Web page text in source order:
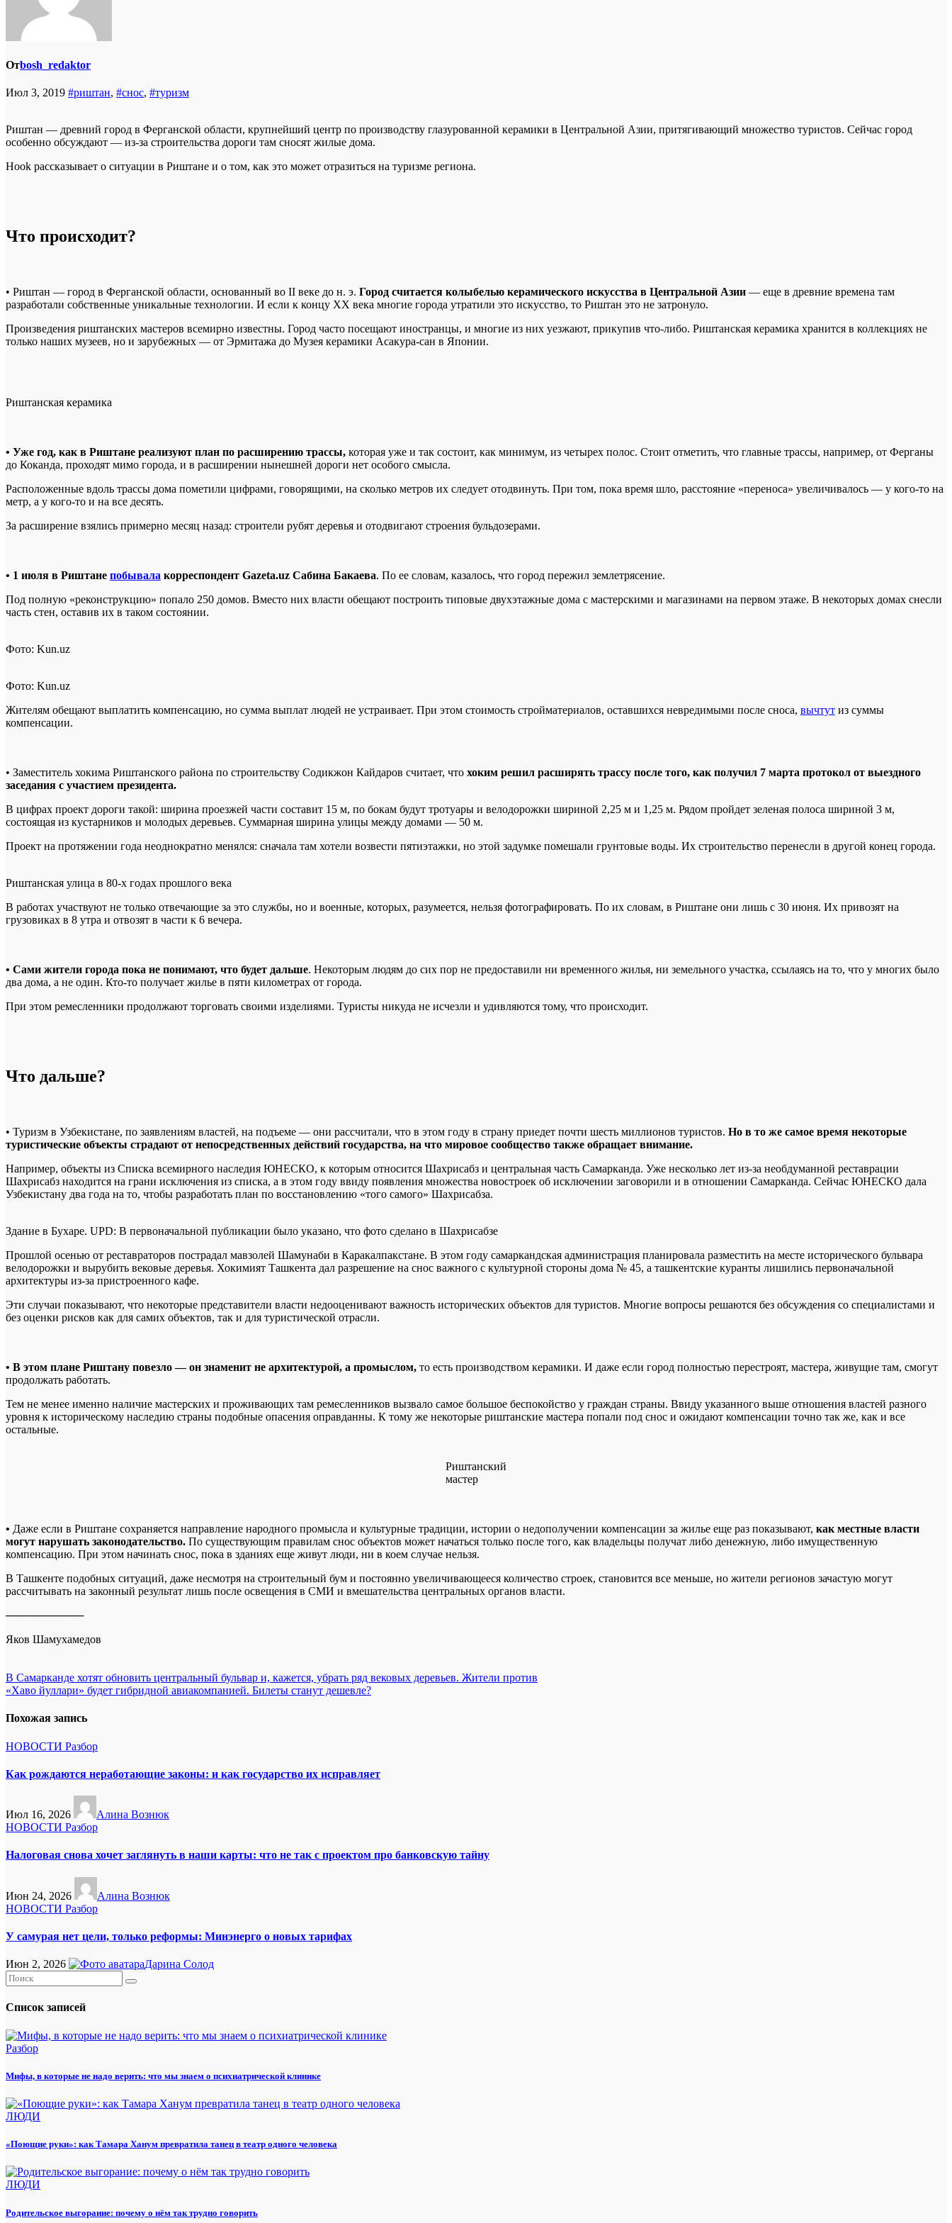
Отbosh_redaktor
Июл 3, 2019 #риштан, #снос, #туризм
Риштан — древний город в Ферганской области, крупнейший центр по производству глазурованной керамики в Центральной Азии, притягивающий множество туристов. Сейчас город
особенно обсуждают — из-за строительства дороги там сносят жилые дома.
Hook рассказывает о ситуации в Риштане и о том, как это может отразиться на туризме региона.
Что происходит?
• Риштан — город в Ферганской области, основанный во II веке до н. э. Город считается колыбелью керамического искусства в Центральной Азии — еще в древние времена там
разработали собственные уникальные технологии. И если к концу ХХ века многие города утратили это искусство, то Риштан это не затронуло.
Произведения риштанских мастеров всемирно известны. Город часто посещают иностранцы, и многие из них уезжают, прикупив что-либо. Риштанская керамика хранится в коллекциях не
только наших музеев, но и зарубежных — от Эрмитажа до Музея керамики Асакура-сан в Японии.
Риштанская керамика
• Уже год, как в Риштане реализуют план по расширению трассы, которая уже и так состоит, как минимум, из четырех полос. Стоит отметить, что главные трассы, например, от Ферганы
до Коканда, проходят мимо города, и в расширении нынешней дороги нет особого смысла.
Расположенные вдоль трассы дома пометили цифрами, говорящими, на сколько метров их следует отодвинуть. При том, пока время шло, расстояние «переноса» увеличивалось — у кого-то на
метр, а у кого-то и на все десять.
За расширение взялись примерно месяц назад: строители рубят деревья и отодвигают строения бульдозерами.
• 1 июля в Риштане побывала корреспондент Gazeta.uz Сабина Бакаева. По ее словам, казалось, что город пережил землетрясение.
Под полную «реконструкцию» попало 250 домов. Вместо них власти обещают построить типовые двухэтажные дома с мастерскими и магазинами на первом этаже. В некоторых домах снесли
часть стен, оставив их в таком состоянии.
Фото: Kun.uz
Фото: Kun.uz
Жителям обещают выплатить компенсацию, но сумма выплат людей не устраивает. При этом стоимость стройматериалов, оставшихся невредимыми после сноса, вычтут из суммы
компенсации.
• Заместитель хокима Риштанского района по строительству Содикжон Кайдаров считает, что хоким решил расширять трассу после того, как получил 7 марта протокол от выездного
заседания с участием президента.
В цифрах проект дороги такой: ширина проезжей части составит 15 м, по бокам будут тротуары и велодорожки шириной 2,25 м и 1,25 м. Рядом пройдет зеленая полоса шириной 3 м,
состоящая из кустарников и молодых деревьев. Суммарная ширина улицы между домами — 50 м.
Проект на протяжении года неоднократно менялся: сначала там хотели возвести пятиэтажки, но этой задумке помешали грунтовые воды. Их строительство перенесли в другой конец города.
Риштанская улица в 80-х годах прошлого века
В работах участвуют не только отвечающие за это службы, но и военные, которых, разумеется, нельзя фотографировать. По их словам, в Риштане они лишь с 30 июня. Их привозят на
грузовиках в 8 утра и отвозят в части к 6 вечера.
• Сами жители города пока не понимают, что будет дальше. Некоторым людям до сих пор не предоставили ни временного жилья, ни земельного участка, ссылаясь на то, что у многих было
два дома, а не один. Кто-то получает жилье в пяти километрах от города.
При этом ремесленники продолжают торговать своими изделиями. Туристы никуда не исчезли и удивляются тому, что происходит.
Что дальше?
• Туризм в Узбекистане, по заявлениям властей, на подъеме — они рассчитали, что в этом году в страну приедет почти шесть миллионов туристов. Но в то же самое время некоторые
туристические объекты страдают от непосредственных действий государства, на что мировое сообщество также обращает внимание.
Например, объекты из Списка всемирного наследия ЮНЕСКО, к которым относится Шахрисабз и центральная часть Самарканда. Уже несколько лет из-за необдуманной реставрации
Шахрисабз находится на грани исключения из списка, а в этом году ввиду появления множества новостроек об исключении заговорили и в отношении Самарканда. Сейчас ЮНЕСКО дала
Узбекистану два года на то, чтобы разработать план по восстановлению «того самого» Шахрисабза.
Здание в Бухаре. UPD: В первоначальной публикации было указано, что фото сделано в Шахрисабзе
Прошлой осенью от реставраторов пострадал мавзолей Шамунаби в Каракалпакстане. В этом году самаркандская администрация планировала разместить на месте исторического бульвара
велодорожки и вырубить вековые деревья. Хокимият Ташкента дал разрешение на снос важного с культурной стороны дома № 45, а ташкентские куранты лишились первоначальной
архитектуры из-за пристроенного кафе.
Эти случаи показывают, что некоторые представители власти недооценивают важность исторических объектов для туристов. Многие вопросы решаются без обсуждения со специалистами и
без оценки рисков как для самих объектов, так и для туристической отрасли.
• В этом плане Риштану повезло — он знаменит не архитектурой, а промыслом, то есть производством керамики. И даже если город полностью перестроят, мастера, живущие там, смогут
продолжать работать.
Тем не менее именно наличие мастерских и проживающих там ремесленников вызвало самое большое беспокойство у граждан страны. Ввиду указанного выше отношения властей разного
уровня к историческому наследию страны подобные опасения оправданны. К тому же некоторые риштанские мастера попали под снос и ожидают компенсации точно так же, как и все
остальные.
Риштанский
мастер
• Даже если в Риштане сохраняется направление народного промысла и культурные традиции, истории о недополучении компенсации за жилье еще раз показывают, как местные власти
могут нарушать законодательство. По существующим правилам снос объектов может начаться только после того, как владельцы получат либо денежную, либо имущественную
компенсацию. При этом начинать снос, пока в зданиях еще живут люди, ни в коем случае нельзя.
В Ташкенте подобных ситуаций, даже несмотря на строительный бум и постоянно увеличивающееся количество строек, становится все меньше, но жители регионов зачастую могут
рассчитывать на законный результат лишь после освещения в СМИ и вмешательства центральных органов власти.
──────────
Яков Шамухамедов
Навигация
по
записям
В Самарканде хотят обновить центральный бульвар и, кажется, убрать ряд вековых деревьев. Жители против
«Хаво йуллари» будет гибридной авиакомпанией. Билеты станут дешевле?
Похожая запись
НОВОСТИ Разбор
Как рождаются неработающие законы: и как государство их исправляет
Июл 16, 2026
Алина Вознюк
НОВОСТИ Разбор
Налоговая снова хочет заглянуть в наши карты: что не так с проектом про банковскую тайну
Июн 24, 2026
Алина Вознюк
НОВОСТИ Разбор
У самурая нет цели, только реформы: Минэнерго о новых тарифах
Июн 2, 2026 Дарина Солод
Список записей
Разбор
Мифы, в которые не надо верить: что мы знаем о психиатрической клинике
ЛЮДИ
«Поющие руки»: как Тамара Ханум превратила танец в театр одного человека
ЛЮДИ
Родительское выгорание: почему о нём так трудно говорить